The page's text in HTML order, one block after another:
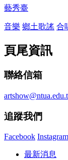
藝秀臺
音樂 鄉土歌謠 合
頁尾資訊
聯絡信箱
追蹤我們
Facebook Instagram
最新消息